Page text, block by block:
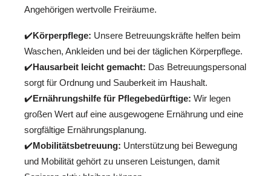
Angehörigen wertvolle Freiräume.
✔️Körperpflege: Unsere Betreuungskräfte helfen beim
Waschen, Ankleiden und bei der täglichen Körperpflege.
✔️Hausarbeit leicht gemacht: Das Betreuungspersonal
sorgt für Ordnung und Sauberkeit im Haushalt.
✔️Ernährungshilfe für Pflegebedürftige: Wir legen
großen Wert auf eine ausgewogene Ernährung und eine
sorgfältige Ernährungsplanung.
✔️Mobilitätsbetreuung: Unterstützung bei Bewegung
und Mobilität gehört zu unseren Leistungen, damit